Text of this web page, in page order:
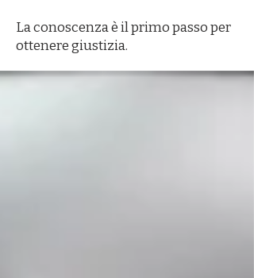
La conoscenza è il primo passo per
ottenere giustizia.